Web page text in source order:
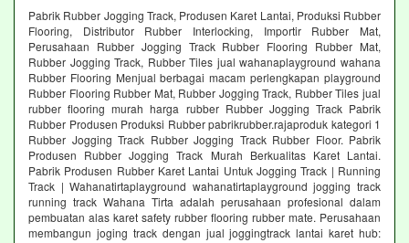
Pabrik Rubber Jogging Track, Produsen Karet Lantai, Produksi Rubber
Flooring, Distributor Rubber Interlocking, Importir Rubber Mat,
Perusahaan Rubber Jogging Track Rubber Flooring Rubber Mat,
Rubber Jogging Track, Rubber Tiles jual wahanaplayground wahana
Rubber Flooring Menjual berbagai macam perlengkapan playground
Rubber Flooring Rubber Mat, Rubber Jogging Track, Rubber Tiles jual
rubber flooring murah harga rubber Rubber Jogging Track Pabrik
Rubber Produsen Produksi Rubber pabrikrubber.rajaproduk kategori 1
Rubber Jogging Track Rubber Jogging Track Rubber Floor. Pabrik
Produsen Rubber Jogging Track Murah Berkualitas Karet Lantai.
Pabrik Produsen Rubber Karet Lantai Untuk Jogging Track | Running
Track | Wahanatirtaplayground wahanatirtaplayground jogging track
running track Wahana Tirta adalah perusahaan profesional dalam
pembuatan alas karet safety rubber flooring rubber mate. Perusahaan
membangun joging track dengan jual joggingtrack lantai karet hub: